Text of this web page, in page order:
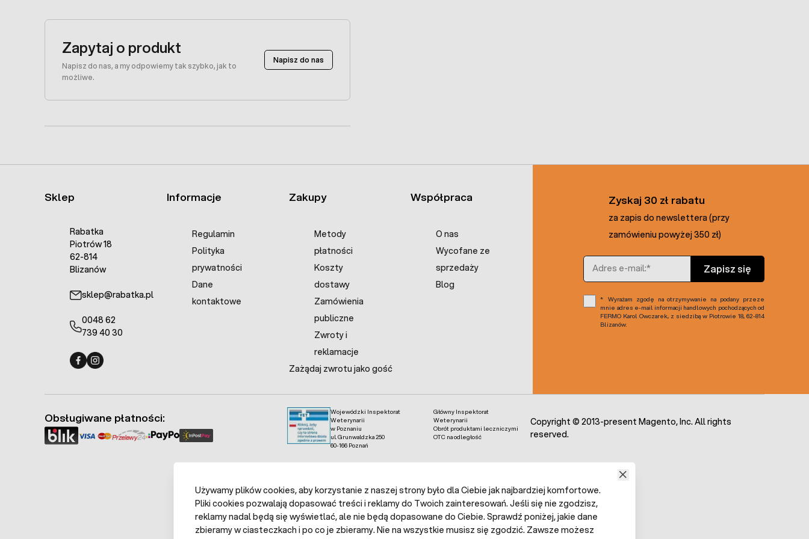
Zapytaj o produkt
Napisz do nas, a my odpowiemy tak szybko, jak to
możliwe.
Napisz do nas
Sklep
Rabatka
Piotrów 18
62-814
Blizanów
sklep@rabatka.pl
0048 62
739 40 30
Informacje
Regulamin
Polityka
prywatności
Dane
kontaktowe
Zakupy
Metody
płatności
Koszty
dostawy
Zamówienia
publiczne
Zwroty i
reklamacje
Zażądaj zwrotu jako gość
Współpraca
O nas
Wycofane ze
sprzedaży
Blog
Zyskaj 30 zł rabatu
za zapis do newslettera (przy
zamówieniu powyżej 350 zł)
Adres e-mail
Zapisz się
Wyrażam zgodę na otrzymywanie na podany przeze
mnie adres e-mail informacji handlowych pochodzących od
FERMO Karol Owczarek, z siedzibą w Piotrowie 18, 62-814
Blizanów.
Wojewódzki Inspektorat
Weterynarii
w Poznaniu
ul. Grunwaldzka 250
60-166 Poznań
Główny Inspektorat
Weterynarii
Obrót produktami leczniczymi
OTC na odległość
Obsługiwane płatności:
Copyright © 2013-present Magento, Inc. All rights
reserved.
Używamy plików cookies, aby korzystanie z naszej strony było dla Ciebie jak najbardziej komfortowe.
Pliki cookies pozwalają dopasować treści i reklamy do Twoich zainteresowań. Jeśli się nie zgodzisz,
reklamy nadal będą się wyświetlać, ale nie będą dopasowane do Ciebie. Sprawdź poniżej, jakie dane
zbieramy w ciasteczkach i po co je zbieramy. Nie na wszystkie musisz się zgodzić. Zawsze możesz